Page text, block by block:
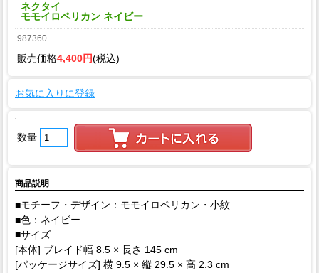
ネクタイ
モモイロペリカン ネイビー
987360
販売価格4,400円(税込)
お気に入りに登録
数量
商品説明
■モチーフ・デザイン：モモイロペリカン・小紋
■色：ネイビー
■サイズ
[本体] ブレイド幅 8.5 × 長さ 145 cm
[パッケージサイズ] 横 9.5 × 縦 29.5 × 高 2.3 cm